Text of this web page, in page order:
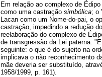
Em relação ao complexo de
como uma castração simbólica; o
Lacan como um Nome-do-pai, o
castração, impedindo a redução
reelaboração do complexo de
de transgressão da Lei paterna:
seguinte: o que é do sujeito na
implicava o não reconhecimento
mãe deveria ser substituído,
1958/1999, p. 161).